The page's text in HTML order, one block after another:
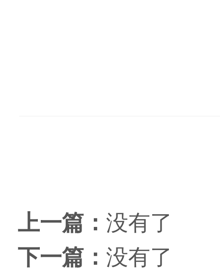
上一篇： 没有了
下一篇： 没有了